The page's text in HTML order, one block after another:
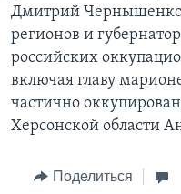
Дмитрий Чернышенко,
регионов и
российских
включая главу
частично
Херсонской области
Поделиться